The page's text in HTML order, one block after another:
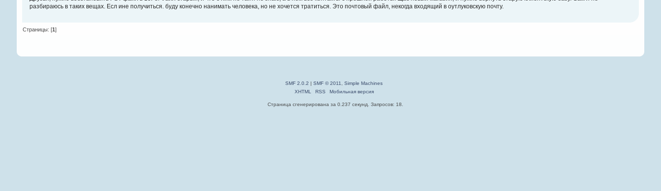
разбираюсь в таких вещах. Есл ине получиться. буду конечно нанимать человека, но не хочется тратиться. Это почтовый файл, некогда входящий в оутлуковскую почту.
Страницы: [1 ]
SMF 2.0.2 |SMF © 2011 ,Simple Machines
XHTML
RSS Мобильная версия
Страница сгенерирована за 0.237 секунд. Запросов: 18.